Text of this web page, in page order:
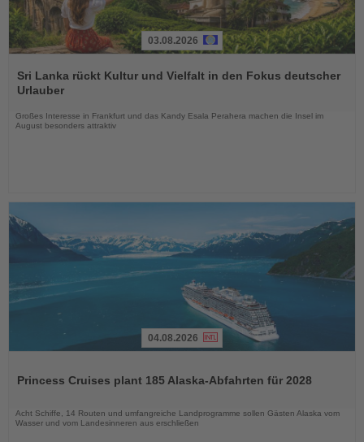
Sie
die
03.08.2026
Sri Lanka rückt Kultur und Vielfalt in den Fokus deutscher
Urlauber
Großes Interesse in Frankfurt und das Kandy Esala Perahera machen die Insel im
August besonders attraktiv
die
04.08.2026
Princess Cruises plant 185 Alaska-Abfahrten für 2028
Acht Schiffe, 14 Routen und umfangreiche Landprogramme sollen Gästen Alaska vom
Wasser und vom Landesinneren aus erschließen